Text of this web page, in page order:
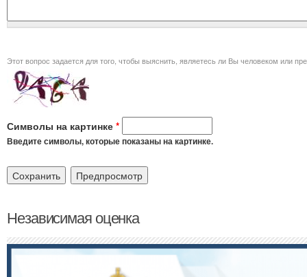
Этот вопрос задается для того,
Символы на картинке *
Введите символы, которые показаны на картинке.
Независимая оценка